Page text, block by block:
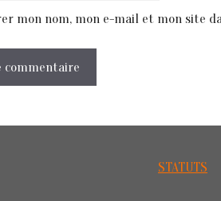
mon nom, mon e-mail et mon site
STATUTS